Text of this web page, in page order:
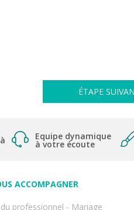
ÉTAPE
Equipe dynamique
à votre écoute
ACCOMPAGNER
professionnel - Mariage